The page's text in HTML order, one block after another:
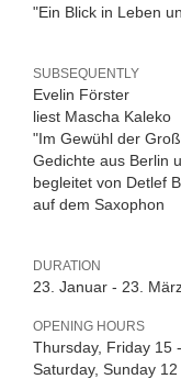
"Ein Blick in Leben
SUBSEQUENTLY
Evelin Förster
liest Mascha Kaleko
"Im Gewühl der
Gedichte aus Berlin
begleitet von Detlef
auf dem Saxophon
DURATION
23. Januar - 23.
OPENING HOURS
Thursday, Friday 15
Saturday, Sunday